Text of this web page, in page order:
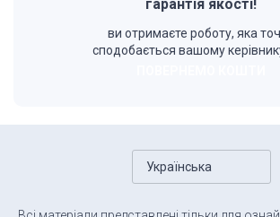
гарантія якості!
ви отримаєте роботу, яка
сподобається вашому
Українська